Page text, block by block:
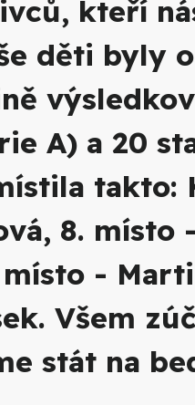
kteří
děti byly
A) a 20
takto:
8.
-
Všem
stát na